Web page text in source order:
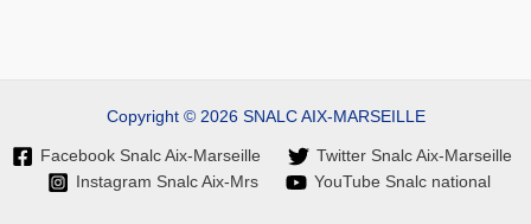
Copyright © 2026 SNALC AIX-MARSEILLE
Facebook Snalc Aix-Marseille
Twitter Snalc Aix-Marseille
Instagram Snalc Aix-Mrs
YouTube Snalc national